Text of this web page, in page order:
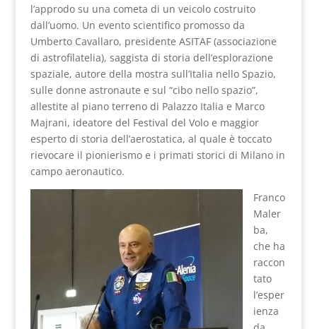
l’approdo su una cometa di un veicolo costruito
dall’uomo. Un evento scientifico promosso da
Umberto Cavallaro, presidente ASITAF (associazione
di astrofilatelia), saggista di storia dell’esplorazione
spaziale, autore della mostra sull’Italia nello Spazio,
sulle donne astronaute e sul “cibo nello spazio”,
allestite al piano terreno di Palazzo Italia e Marco
Majrani, ideatore del Festival del Volo e maggior
esperto di storia dell’aerostatica, al quale è toccato
rievocare il pionierismo e i primati storici di Milano in
campo aeronautico.
Franco
Maler
ba,
che ha
raccon
tato
l’esper
ienza